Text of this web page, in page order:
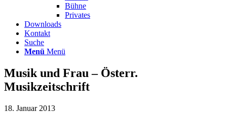
Bühne
Privates
Downloads
Kontakt
Suche
Menü Menü
Musik und Frau – Österr.
Musikzeitschrift
18. Januar 2013